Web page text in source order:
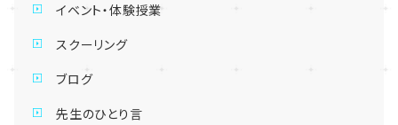
イベント・体験授業
スクーリング
ブログ
先生のひとり言